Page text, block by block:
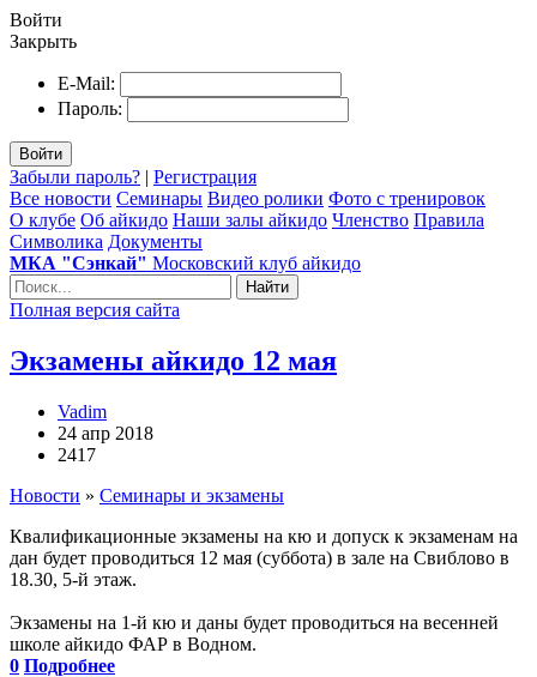
Войти
Закрыть
E-Mail:
Пароль:
Войти
Забыли пароль? | Регистрация
Все новости Семинары Видео ролики Фото с тренировок
О клубе Об айкидо Наши залы айкидо Членство Правила
Символика Документы
МКА "Сэнкай" Московский клуб айкидо
Найти
Полная версия сайта
Экзамены айкидо 12 мая
Vadim
24 апр 2018
2417
Новости » Семинары и экзамены
Квалификационные экзамены на кю и допуск к экзаменам на
дан будет проводиться 12 мая (суббота) в зале на Свиблово в
18.30, 5-й этаж.
Экзамены на 1-й кю и даны будет проводиться на весенней
школе айкидо ФАР в Водном.
0 Подробнее